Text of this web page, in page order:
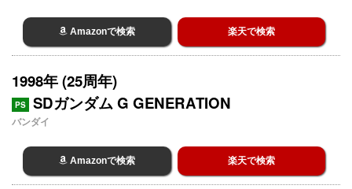
Amazonで検索 楽天で検索
1998年 (25周年)
PS SDガンダム G GENERATION
バンダイ
Amazonで検索 楽天で検索